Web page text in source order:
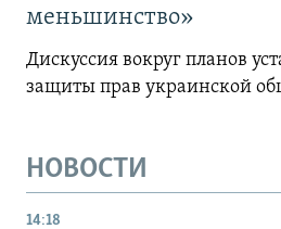
меньшинство»
Дискуссия вокруг планов
защиты прав украинской
НОВОСТИ
14:18